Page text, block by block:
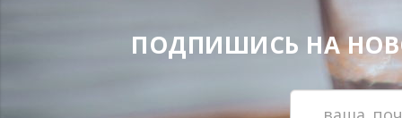
ПОДПИШИСЬ НА